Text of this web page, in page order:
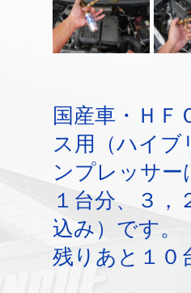
国産車・ＨＦ
ス用（ハイブ
ンプレッサー
１台分、３，
込み）です。
残りあと１０